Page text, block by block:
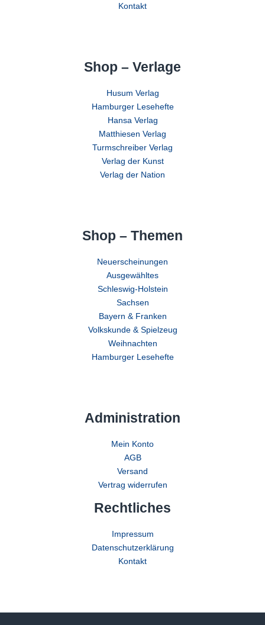
Kontakt
Shop – Verlage
Husum Verlag
Hamburger Lesehefte
Hansa Verlag
Matthiesen Verlag
Turmschreiber Verlag
Verlag der Kunst
Verlag der Nation
Shop – Themen
Neuerscheinungen
Ausgewähltes
Schleswig-Holstein
Sachsen
Bayern & Franken
Volkskunde & Spielzeug
Weihnachten
Hamburger Lesehefte
Administration
Mein Konto
AGB
Versand
Vertrag widerrufen
Rechtliches
Impressum
Datenschutzerklärung
Kontakt